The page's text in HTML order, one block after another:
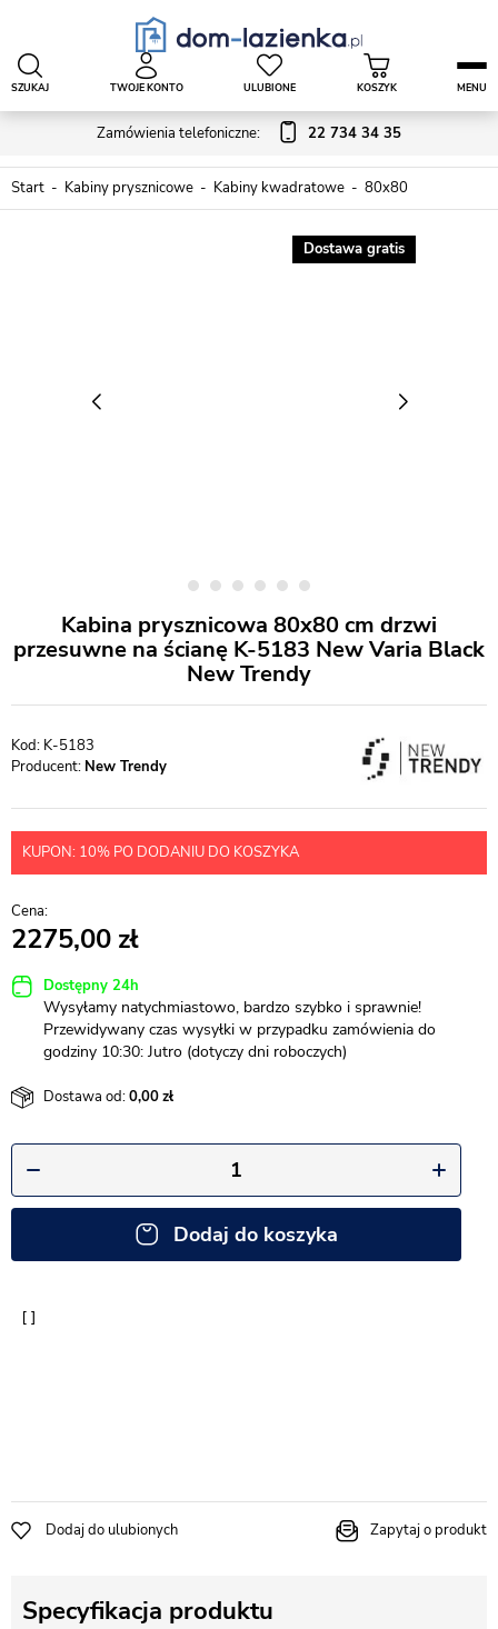
Zamówienia telefoniczne: 22 734 34 35
SZUKAJ TWOJE KONTO ULUBIONE KOSZYK MENU
Start Kabiny prysznicowe Kabiny kwadratowe 80x80
Dostawa gratis
Kabina prysznicowa 80x80 cm drzwi
przesuwne na ścianę K-5183 New Varia Black
New Trendy
K-5183
Producent: New Trendy
KUPON: 10% PO DODANIU DO KOSZYKA
2275,00
Dostępny 24h
Wysyłamy natychmiastowo, bardzo szybko i sprawnie!
Przewidywany czas wysyłki w przypadku zamówienia do
godziny 10:30: Jutro (dotyczy dni roboczych)
Dostawa od:0,00
Dodaj do koszyka
Dodaj do ulubionych Zapytaj o produkt
Specyfikacja produktu